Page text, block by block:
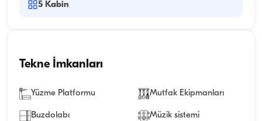
5 Kabin
Tekne İmkanları
Yüzme Platformu Mutfak Ekipmanları
Buzdolabı Müzik sistemi